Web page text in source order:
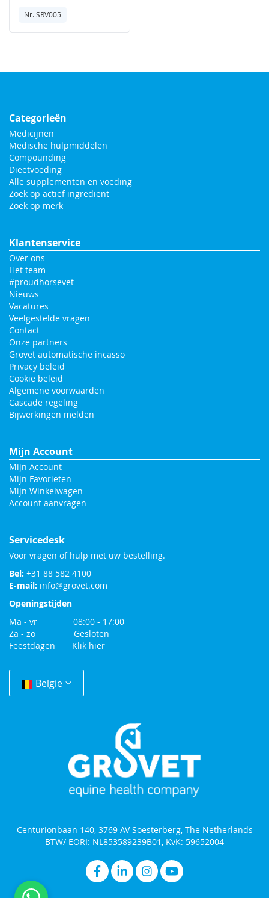
Nr. SRV005
Categorieën
Medicijnen
Medische hulpmiddelen
Compounding
Dieetvoeding
Alle supplementen en voeding
Zoek op actief ingrediënt
Zoek op merk
Klantenservice
Over ons
Het team
#proudhorsevet
Nieuws
Vacatures
Veelgestelde vragen
Contact
Onze partners
Grovet automatische incasso
Privacy beleid
Cookie beleid
Algemene voorwaarden
Cascade regeling
Bijwerkingen melden
Mijn Account
Mijn Account
Mijn Favorieten
Mijn Winkelwagen
Account aanvragen
Servicedesk
Voor vragen of hulp met uw bestelling.
Bel: +31 88 582 4100
E-mail: info@grovet.com
Openingstijden
Ma - vr 08:00 - 17:00
Za - zo Gesloten
Feestdagen Klik hier
Change
CountryBelgië
Centurionbaan 140, 3769 AV Soesterberg, The Netherlands
BTW/ EORI: NL853589239B01, KvK: 59652004